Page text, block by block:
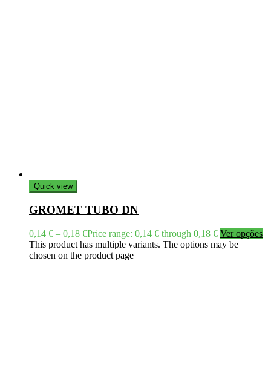
Quick view
GROMET TUBO DN
0,14 € – 0,18 €Price range: 0,14 € through 0,18 € Ver opções
This product has multiple variants. The options may be
chosen on the product page